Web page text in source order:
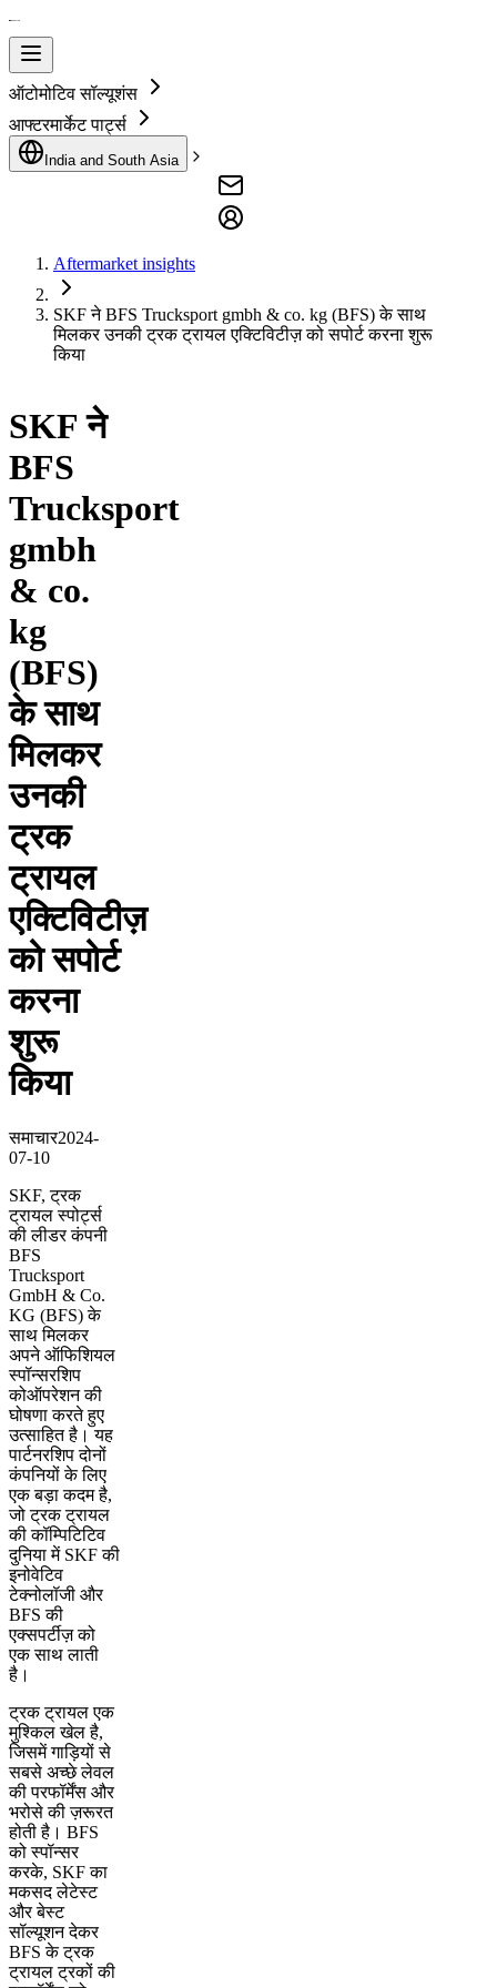
ऑटोमोटिव सॉल्यूशंस
आफ्टरमार्केट पार्ट्स
India and South Asia
Aftermarket insights
SKF ने BFS Trucksport gmbh & co. kg (BFS) के साथ
मिलकर उनकी ट्रक ट्रायल एक्टिविटीज़ को सपोर्ट करना शुरू
किया
SKF ने
BFS
Trucksport
gmbh
& co.
kg
(BFS)
के साथ
मिलकर
उनकी
ट्रक
ट्रायल
एक्टिविटीज़
को सपोर्ट
करना
शुरू
किया
समाचार2024-
07-10
SKF, ट्रक
ट्रायल स्पोर्ट्स
की लीडर कंपनी
BFS
Trucksport
GmbH & Co.
KG (BFS) के
साथ मिलकर
अपने ऑफिशियल
स्पॉन्सरशिप
कोऑपरेशन की
घोषणा करते हुए
उत्साहित है। यह
पार्टनरशिप दोनों
कंपनियों के लिए
एक बड़ा कदम है,
जो ट्रक ट्रायल
की कॉम्पिटिटिव
दुनिया में SKF की
इनोवेटिव
टेक्नोलॉजी और
BFS की
एक्सपर्टीज़ को
एक साथ लाती
है।
ट्रक ट्रायल एक
मुश्किल खेल है,
जिसमें गाड़ियों से
सबसे अच्छे लेवल
की परफॉर्मेंस और
भरोसे की ज़रूरत
होती है। BFS
को स्पॉन्सर
करके, SKF का
मकसद लेटेस्ट
और बेस्ट
सॉल्यूशन देकर
BFS के ट्रक
ट्रायल ट्रकों की